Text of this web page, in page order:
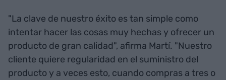
"La clave de nuestro éxito es tan simple como
intentar hacer las cosas muy hechas y ofrecer un
producto de gran calidad", afirma Martí. "Nuestro
cliente quiere regularidad en el suministro del
producto y a veces esto, cuando compras a tres o